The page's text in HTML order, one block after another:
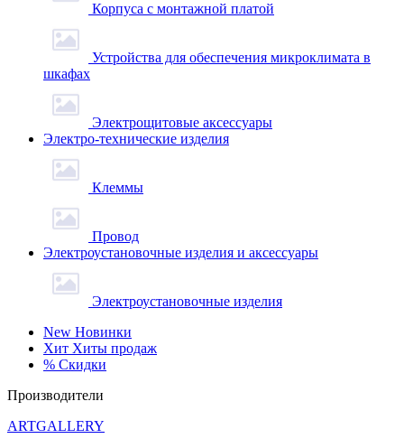
Корпуса с монтажной платой
Устройства для обеспечения микроклимата в
шкафах
Электрощитовые аксессуары
Электро-технические изделия
Клеммы
Провод
Электроустановочные изделия и аксессуары
Электроустановочные изделия
New Новинки
Хит Хиты продаж
% Скидки
Производители
ARTGALLERY